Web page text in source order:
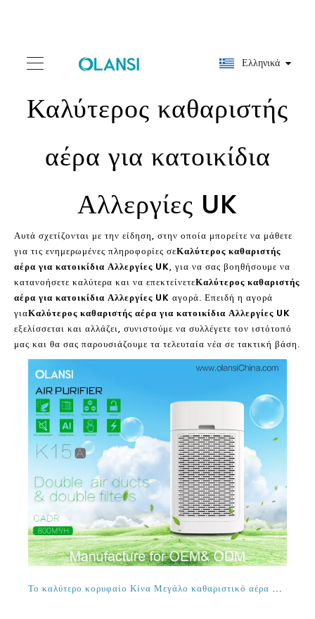
Ελληνικά
Καλύτερος καθαριστής
αέρα για κατοικίδια
Αλλεργίες UK
Αυτά σχετίζονται με την είδηση, στην οποία μπορείτε να μάθετε
για τις ενημερωμένες πληροφορίες σεΚαλύτερος καθαριστής
αέρα για κατοικίδια Αλλεργίες UK, για να σας βοηθήσουμε να
κατανοήσετε καλύτερα και να επεκτείνετεΚαλύτερος καθαριστής
αέρα για κατοικίδια Αλλεργίες UK αγορά. Επειδή η αγορά
γιαΚαλύτερος καθαριστής αέρα για κατοικίδια Αλλεργίες UK
εξελίσσεται και αλλάζει, συνιστούμε να συλλέγετε τον ιστότοπό
μας και θα σας παρουσιάζουμε τα τελευταία νέα σε τακτική βάση.
Το καλύτερο κορυφαίο Κίνα Μεγάλο καθαριστικό αέρα αέρα καθαρισμού αέρα με πλυντήριο φίλτρο κατασκευαστή εταιρεία προμηθευτή